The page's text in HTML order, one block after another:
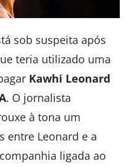
sob suspeita após
teria utilizado uma
Kawhi Leonard
. O jornalista
à tona um
entre Leonard e a
ligada ao